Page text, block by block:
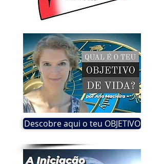
Descobre aqui o teu OBJETIVO